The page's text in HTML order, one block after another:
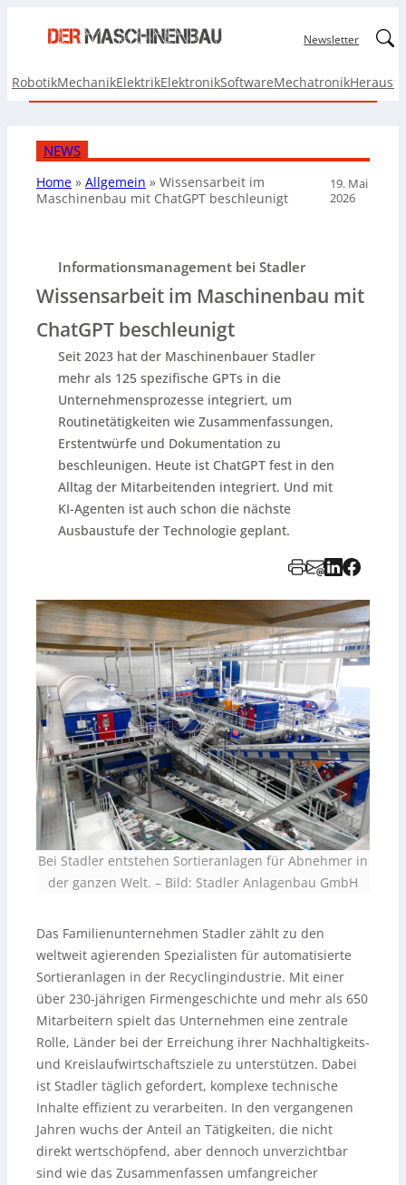
Newsletter
RobotikMechanikElektrikElektronikSoftwareMechatronik
NEWS
Home » Allgemein » Wissensarbeit im
Maschinenbau mit ChatGPT beschleunigt
19. Mai
2026
Informationsmanagement bei Stadler
Wissensarbeit im Maschinenbau mit
ChatGPT beschleunigt
Seit 2023 hat der Maschinenbauer Stadler
mehr als 125 spezifische GPTs in die
Unternehmensprozesse integriert, um
Routinetätigkeiten wie Zusammenfassungen,
Erstentwürfe und Dokumentation zu
beschleunigen. Heute ist ChatGPT fest in den
Alltag der Mitarbeitenden integriert. Und mit
KI-Agenten ist auch schon die nächste
Ausbaustufe der Technologie geplant.
Bei Stadler entstehen Sortieranlagen für Abnehmer in
der ganzen Welt. – Bild: Stadler Anlagenbau GmbH
Das Familienunternehmen Stadler zählt zu den
weltweit agierenden Spezialisten für automatisierte
Sortieranlagen in der Recyclingindustrie. Mit einer
über 230-jährigen Firmengeschichte und mehr als 650
Mitarbeitern spielt das Unternehmen eine zentrale
Rolle, Länder bei der Erreichung ihrer Nachhaltigkeits-
und Kreislaufwirtschaftsziele zu unterstützen. Dabei
ist Stadler täglich gefordert, komplexe technische
Inhalte effizient zu verarbeiten. In den vergangenen
Jahren wuchs der Anteil an Tätigkeiten, die nicht
direkt wertschöpfend, aber dennoch unverzichtbar
sind wie das Zusammenfassen umfangreicher